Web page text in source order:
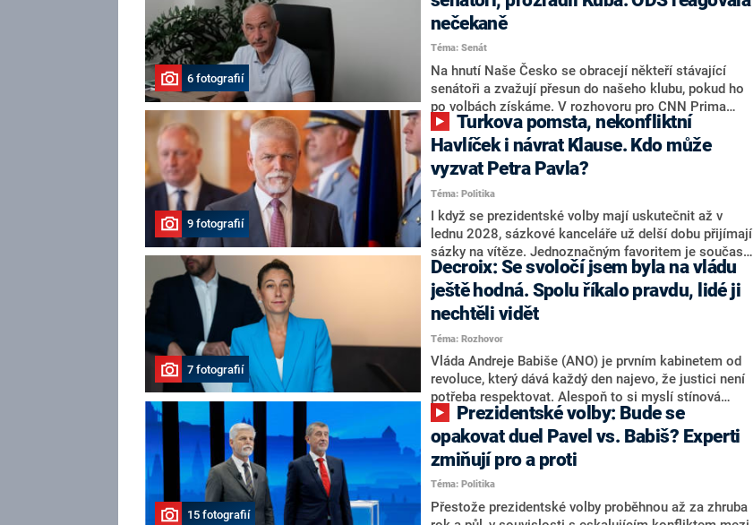
senátních volbách kandiduje ve Vyškově. Popsal i
aktivitu opozice, o níž vládní strany nebo političtí
komentátoři mluví jako o slabé a v defenzivě. „Je to
úmorná práce upozorňovat na chyby vlády. Ministři s
námi navíc nechodí do debat. Chceme ale ukazovat
svoje témata,“ odpověděl Grolich na dotaz CNN Prima
NEWS.
6 fotografií
nečekaně
Téma: Senát
Na hnutí Naše Česko se obracejí někteří stávající
senátoři a zvažují přesun do našeho klubu, pokud ho
po volbách získáme. V rozhovoru pro CNN Prima
NEWS to řekl zakladatel hnutí a jihočeský hejtman
Martin Kuba. Konkrétní nebyl, ale získat by takto mohl
například senátora Zdeňka Hrabu, který je dnes
součástí klubu ODS a TOP 09. Hraba to na dotaz
redakce nevyloučil. Předseda klubu senátorů ODS
Zdeněk Nytra redakci řekl, že počítá s odchodem
některých senátorů z klubu a že Naše Česko není
nepřítel, ale soupeř.
9 fotografií
Havlíček i návrat Klause. Kdo může
vyzvat Petra Pavla?
Téma: Politika
I když se prezidentské volby mají uskutečnit až v
lednu 2028, sázkové kanceláře už delší dobu přijímají
sázky na vítěze. Jednoznačným favoritem je současná
hlava státu Petr Pavel. Daleko za ním pak bookmakeři
zmiňují dva výrazné politiky ANO, tedy premiéra
Andreje Babiše a ministra průmyslu Karla Havlíčka.
Oblíbeným tipem samotných sázkařů je poslanec za
Motoristy Filip Turek. Politolog Jan Kubáček nicméně
o případné kandidatuře kohokoliv ze zmíněné trojice
značně pochybuje. Podle něj současná koalice dosud
nemá osobu, která by Pavlovi mohla konkurovat.
7 fotografií
Decroix: Se svoločí jsem byla na vládu
ještě hodná. Spolu říkalo pravdu, lidé ji
nechtěli vidět
Téma: Rozhovor
Vláda Andreje Babiše (ANO) je prvním kabinetem od
revoluce, který dává každý den najevo, že justici není
potřeba respektovat. Alespoň to si myslí stínová
ministryně spravedlnosti ODS Eva Decroix. V
rozhovoru pro CNN Prima NEWS si nebrala servítky
ohledně politického výkonu svého nástupce Jeronýma
Tejce (za ANO) či vládní zmocněnkyně pro lidská
práva Taťány Malé (ANO). Označením „svoloč“ na
adresu vlády prý byla ještě hodná. Decroix se také
15 fotografií
opakovat duel Pavel vs. Babiš? Experti
zmiňují pro a proti
Téma: Politika
Přestože prezidentské volby proběhnou až za zhruba